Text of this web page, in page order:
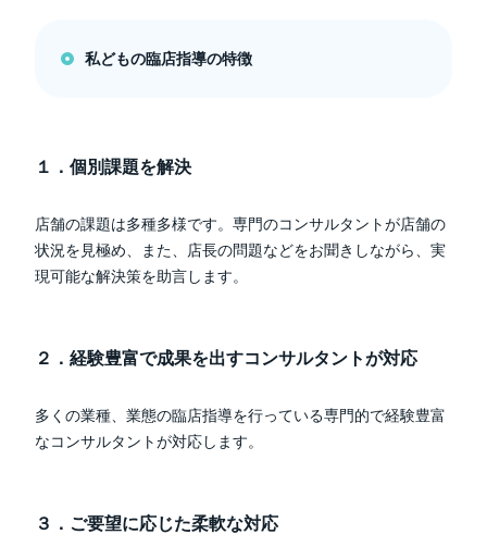
私どもの臨店指導の特徴
１．個別課題を解決
店舗の課題は多種多様です。専門のコンサルタントが店舗の
状況を見極め、また、店長の問題などをお聞きしながら、実
現可能な解決策を助言します。
２．経験豊富で成果を出すコンサルタントが対応
多くの業種、業態の臨店指導を行っている専門的で経験豊富
なコンサルタントが対応します。
３．ご要望に応じた柔軟な対応